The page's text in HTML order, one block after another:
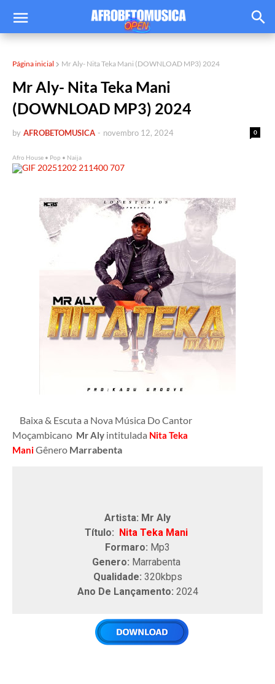
Página inicial Mr Aly- Nita Teka Mani (DOWNLOAD MP3) 2024
Mr Aly- Nita Teka Mani
(DOWNLOAD MP3) 2024
by AFROBETOMUSICA 0
- novembro 12, 2024
Afro House • Pop • Naija
Baixa & Escuta a Nova Música Do Cantor
Moçambicano Mr Aly intitulada Nita Teka
ManiGênero Marrabenta
Artista: Mr Aly
Título: Nita Teka Mani
Formaro: Mp3
Genero: Marrabenta
Qualidade: 320kbps
Ano De Lançamento: 2024